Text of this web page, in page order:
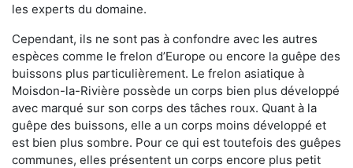
les experts du domaine.
Cependant, ils ne sont pas à confondre avec les autres
espèces comme le frelon d’Europe ou encore la guêpe des
buissons plus particulièrement. Le frelon asiatique à
Moisdon-la-Rivière possède un corps bien plus développé
avec marqué sur son corps des tâches roux. Quant à la
guêpe des buissons, elle a un corps moins développé et
est bien plus sombre. Pour ce qui est toutefois des guêpes
communes, elles présentent un corps encore plus petit